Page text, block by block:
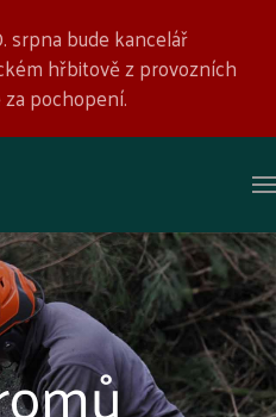
srpna bude kancelář
hřbitově z provozních
pochopení.